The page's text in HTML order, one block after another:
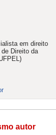
em direito
Direito da
autor